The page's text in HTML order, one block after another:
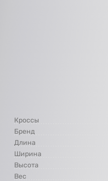
Кроссы
Бренд
Длина
Ширина
Высота
Вес